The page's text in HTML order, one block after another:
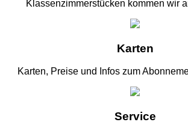
Klassenzimmerstücken kommen wir
Karten
Karten, Preise und Infos zum
Service